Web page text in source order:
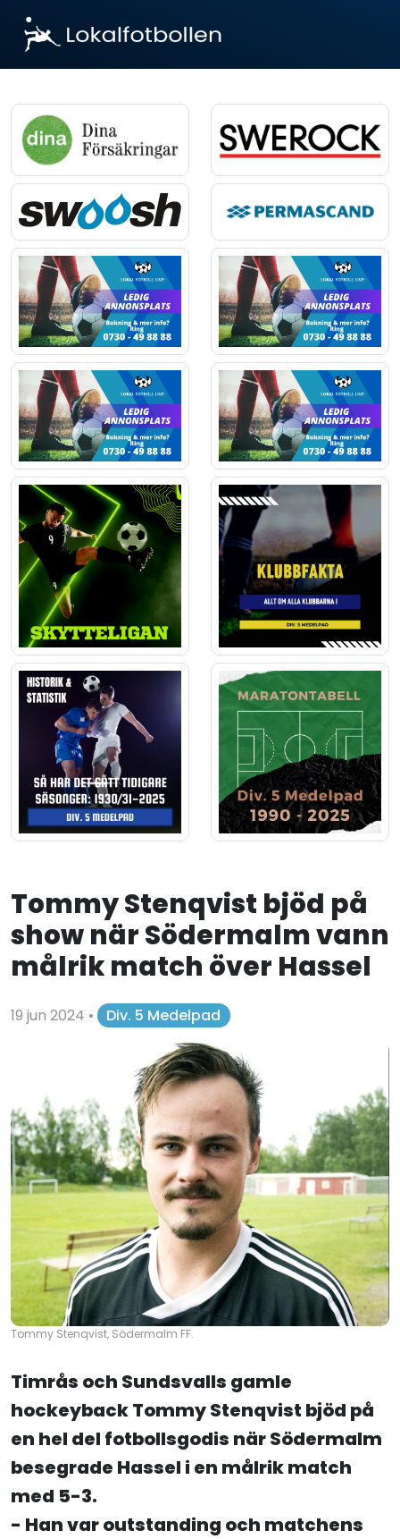
Tommy Stenqvist bjöd på
show när Södermalm vann
målrik match över Hassel
19 jun 2024 • Div. 5 Medelpad
Tommy Stenqvist, Södermalm FF.
Timrås och Sundsvalls gamle
hockeyback Tommy Stenqvist bjöd på
en hel del fotbollsgodis när Södermalm
besegrade Hassel i en målrik match
med 5-3.
- Han var outstanding och matchens